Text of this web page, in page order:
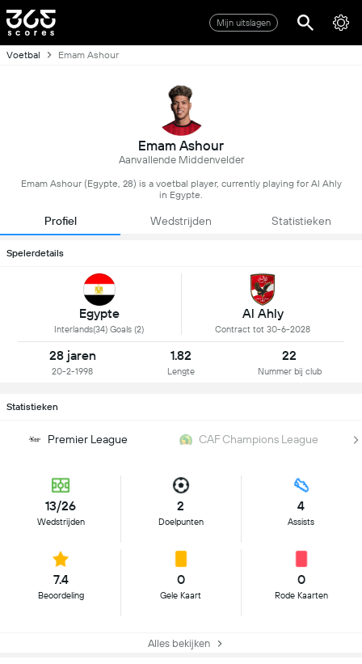
Mijn uitslagen
Voetbal Emam Ashour
Emam Ashour
Aanvallende Middenvelder
Emam Ashour (Egypte, 28) is a voetbal player, currently playing for Al Ahly
in Egypte.
Profiel Wedstrijden Statistieken
Spelerdetails
Egypte
Interlands(34) Goals (2)
Al Ahly
Contract tot 30-6-2028
28 jaren
20-2-1998
1.82
Lengte
22
Nummer bij club
Statistieken
Premier League CAF Champions League
13/26
Wedstrijden
2
Doelpunten
4
Assists
7.4
Beoordeling
0
Gele Kaart
0
Rode Kaarten
Alles bekijken